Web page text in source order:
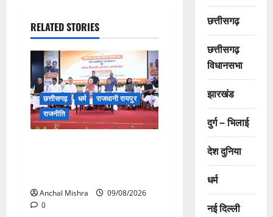
RELATED STORIES
छत्तीसगढ़ धर्म
राजधानी रायपुर
राजनीति
Anchal Mishra
09/08/2026
0
छत्तीसगढ़
छत्तीसगढ़
विधानसभा
झारखंड
दुर्ग – भिलाई
देश दुनिया
धर्म
नई दिल्ली